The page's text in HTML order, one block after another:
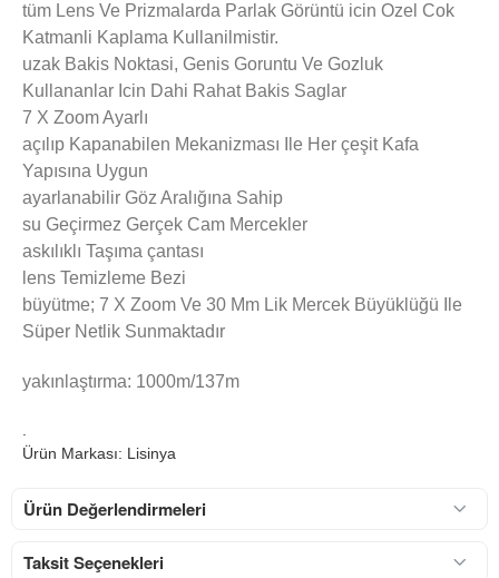
tüm Lens Ve Prizmalarda Parlak Görüntü icin Ozel Cok
Katmanli Kaplama Kullanilmistir.
uzak Bakis Noktasi, Genis Goruntu Ve Gozluk
Kullananlar Icin Dahi Rahat Bakis Saglar
7 X Zoom Ayarlı
açılıp Kapanabilen Mekanizması Ile Her çeşit Kafa
Yapısına Uygun
ayarlanabilir Göz Aralığına Sahip
su Geçirmez Gerçek Cam Mercekler
askılıklı Taşıma çantası
lens Temizleme Bezi
büyütme; 7 X Zoom Ve 30 Mm Lik Mercek Büyüklüğü Ile
Süper Netlik Sunmaktadır
yakınlaştırma: 1000m/137m
Ürün Markası: Lisinya
Ürün Değerlendirmeleri
Taksit Seçenekleri